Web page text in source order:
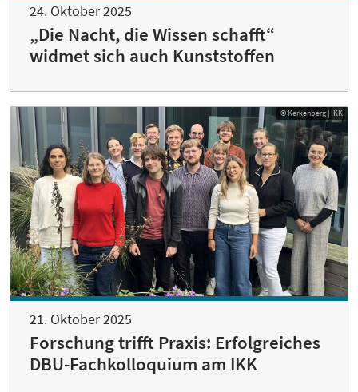
24. Oktober 2025
„Die Nacht, die Wissen schafft“
widmet sich auch Kunststoffen
© Kerkenberg | IKK
21. Oktober 2025
Forschung trifft Praxis: Erfolgreiches
DBU-Fachkolloquium am IKK